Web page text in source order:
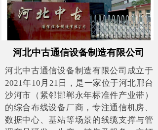
河北中古通信设备制造有限公司成立于
2021年10月21日，是一家位于河北邢台
沙河市（紧邻邯郸永年标准件产业带）
的综合布线设备厂商，专注通信机房、
数据中心、基站等场景的线缆支撑与管
河北中古通信设备制造有限公司